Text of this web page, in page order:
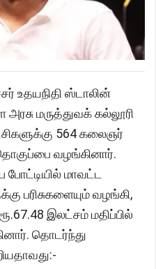
உதயநிதி ஸ்டாலின்
அரசு மருத்துவக் கல்லூரி
564 கலைஞர்
வழங்கினார்.
போட்டியில் மாவட்ட
பரிசுகளையும் வழங்கி,
இலட்சம் மதிப்பில்
தொடர்ந்து